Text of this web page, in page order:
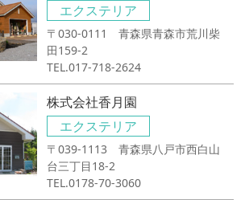
エクステリア
〒030-0111 青森県青森市荒川柴
田159-2
TEL.017-718-2624
株式会社香月園
エクステリア
〒039-1113 青森県八戸市西白山
台三丁目18-2
TEL.0178-70-3060